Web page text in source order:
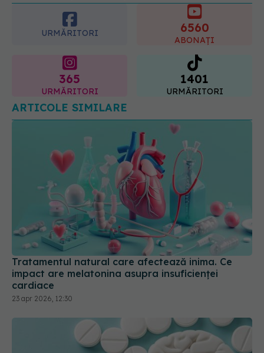
URMĂRITORI 6560
ABONAȚI
365
URMĂRITORI
1401
URMĂRITORI
ARTICOLE SIMILARE
Tratamentul natural care afectează inima. Ce
impact are melatonina asupra insuficienței
cardiace
23 apr 2026, 12:30